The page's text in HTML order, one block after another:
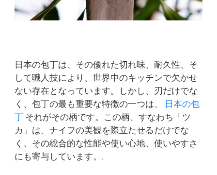
日本の包丁は、その優れた切れ味、耐久性、そ
して職人技により、世界中のキッチンで欠かせ
ない存在となっています。しかし、刃だけでな
く、包丁の最も重要な特徴の一つは、 日本の包
丁それがその柄です。この柄、すなわち「ツ
カ」は、ナイフの美観を際立たせるだけでな
く、その総合的な性能や使い心地、使いやすさ
にも寄与しています。.